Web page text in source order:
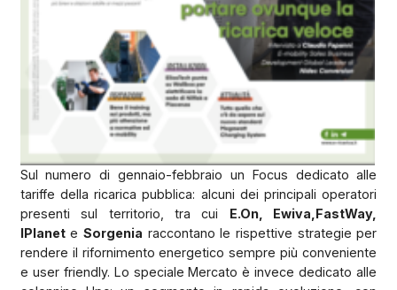
Sul numero di gennaio-febbraio un Focus dedicato alle
tariffe della ricarica pubblica: alcuni dei principali operatori
presenti sul territorio, tra cui E.On, Ewiva,FastWay,
IPlanete Sorgenia raccontano le rispettive strategie per
rendere il rifornimento energetico sempre più conveniente
e user friendly. Lo speciale Mercato è invece dedicato alle